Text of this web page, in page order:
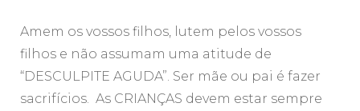
Amem os vossos filhos, lutem pelos vossos
filhos e não assumam uma atitude de
“DESCULPITE AGUDA”. Ser mãe ou pai é fazer
sacrifícios. As CRIANÇAS devem estar sempre